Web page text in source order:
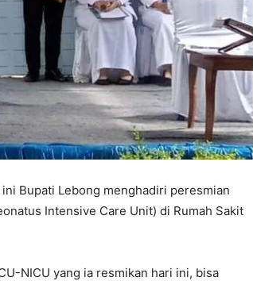
Bupati Lebong menghadiri peresmian
Intensive Care Unit) di Rumah Sakit
NICU yang ia resmikan hari ini, bisa